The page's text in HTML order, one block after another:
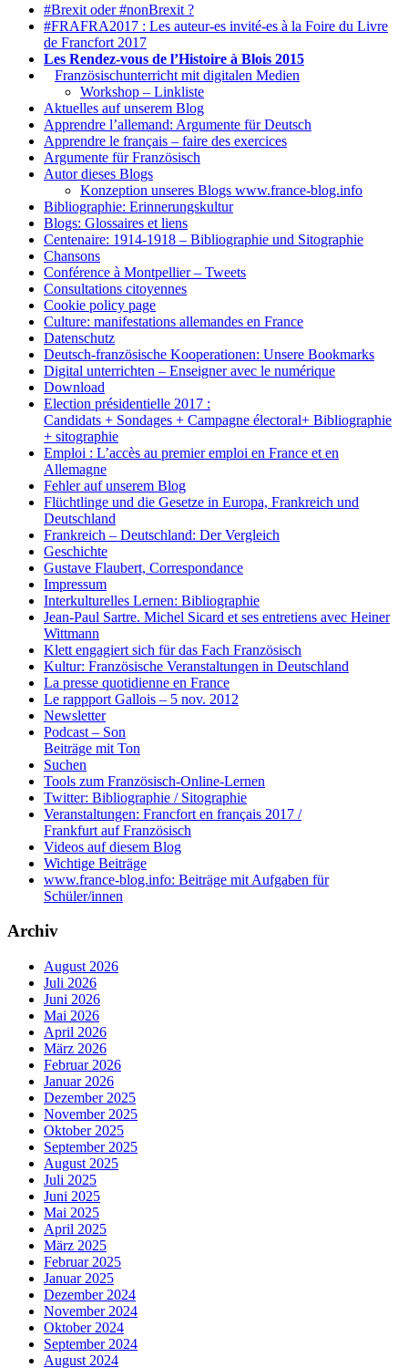
#Brexit oder #nonBrexit ?
#FRAFRA2017 : Les auteur-es invité-es à la Foire du Livre
de Francfort 2017
Les Rendez-vous de l’Histoire à Blois 2015
Französischunterricht mit digitalen Medien
Workshop – Linkliste
Aktuelles auf unserem Blog
Apprendre l’allemand: Argumente für Deutsch
Apprendre le français – faire des exercices
Argumente für Französisch
Autor dieses Blogs
Konzeption unseres Blogs www.france-blog.info
Bibliographie: Erinnerungskultur
Blogs: Glossaires et liens
Centenaire: 1914-1918 – Bibliographie und Sitographie
Chansons
Conférence à Montpellier – Tweets
Consultations citoyennes
Cookie policy page
Culture: manifestations allemandes en France
Datenschutz
Deutsch-französische Kooperationen: Unsere Bookmarks
Digital unterrichten – Enseigner avec le numérique
Download
Election présidentielle 2017 :
Candidats + Sondages + Campagne électoral+ Bibliographie
+ sitographie
Emploi : L’accès au premier emploi en France et en
Allemagne
Fehler auf unserem Blog
Flüchtlinge und die Gesetze in Europa, Frankreich und
Deutschland
Frankreich – Deutschland: Der Vergleich
Geschichte
Gustave Flaubert, Correspondance
Impressum
Interkulturelles Lernen: Bibliographie
Jean-Paul Sartre. Michel Sicard et ses entretiens avec Heiner
Wittmann
Klett engagiert sich für das Fach Französisch
Kultur: Französische Veranstaltungen in Deutschland
La presse quotidienne en France
Le rappport Gallois – 5 nov. 2012
Newsletter
Podcast – Son
Beiträge mit Ton
Suchen
Tools zum Französisch-Online-Lernen
Twitter: Bibliographie / Sitographie
Veranstaltungen: Francfort en français 2017 /
Frankfurt auf Französisch
Videos auf diesem Blog
Wichtige Beiträge
www.france-blog.info: Beiträge mit Aufgaben für
Schüler/innen
Archiv
August 2026
Juli 2026
Juni 2026
Mai 2026
April 2026
März 2026
Februar 2026
Januar 2026
Dezember 2025
November 2025
Oktober 2025
September 2025
August 2025
Juli 2025
Juni 2025
Mai 2025
April 2025
März 2025
Februar 2025
Januar 2025
Dezember 2024
November 2024
Oktober 2024
September 2024
August 2024